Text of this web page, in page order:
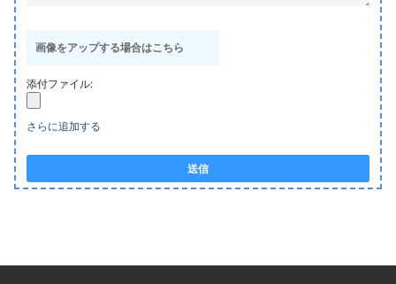
画像をアップする場合はこちら
添付ファイル:
さらに追加する
送信